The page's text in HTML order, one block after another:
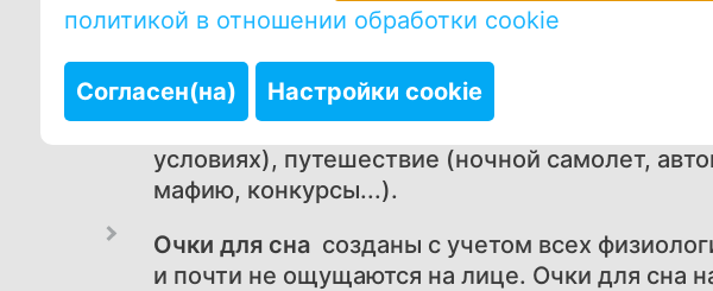
Свет, который нельзя выключить мешает Вам
защиты глаз от света во время сна или
спокойно тогда, когда Вам этого хочется. Они
свете, дневной сон, белые ночи, нарушение
условиях), путешествие (ночной самолет,
мафию, конкурсы...).
Очки для сна созданы с учетом всех
и почти не ощущаются на лице. Очки для сна
политикой в отношении обработки cookie
Согласен(на) Настройки cookie